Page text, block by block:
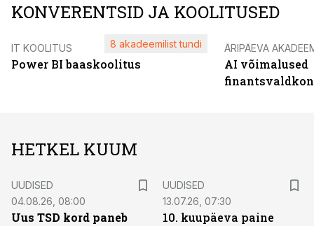
KONVERENTSID JA KOOLITUSED
IT KOOLITUS
Power BI baaskoolitus
8 akadeemilist tundi ÄRIPÄEVA
AI võimalused
HETKEL KUUM
UUDISED
04.08.26, 08:00
Uus TSD kord paneb
UUDISED
13.07.26, 07:30
10. kuupäeva paine